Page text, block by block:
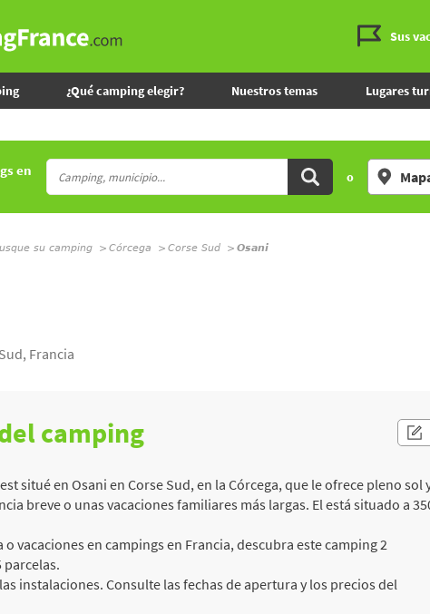
Sus
¿Qué camping elegir? Nuestros temas Lugares
en o
su camping Córcega Corse Sud Osani
Francia
camping
est situé en Osani en Corse Sud, en la Córcega, que le ofrece pleno sol
breve o unas vacaciones familiares más largas. El está situado a
o vacaciones en campings en Francia, descubra este camping 2
parcelas.
instalaciones. Consulte las fechas de apertura y los precios del